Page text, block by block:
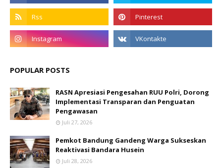
POPULAR POSTS
RASN Apresiasi Pengesahan RUU Polri, Dorong
Implementasi Transparan dan Penguatan
Pengawasan
Juli 27, 2026
Pemkot Bandung Gandeng Warga Sukseskan
Reaktivasi Bandara Husein
Juli 28, 2026